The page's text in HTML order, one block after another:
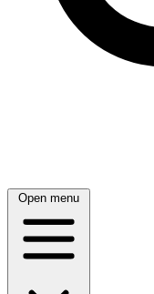
Open menu